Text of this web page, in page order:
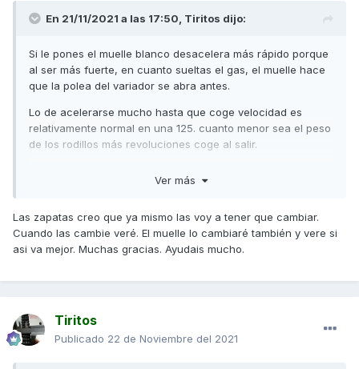
En 21/11/2021 a las 17:50, Tiritos dijo:
Si le pones el muelle blanco desacelera más rápido porque
al ser más fuerte, en cuanto sueltas el gas, el muelle hace
que la polea del variador se abra antes.
Lo de acelerarse mucho hasta que coge velocidad es
relativamente normal en una 125. cuanto menor sea el peso
de los rodillos más revoluciones coge al salir.
que patine al salir y también patine antes de desembragar.
Un saludo
Ver más
Las zapatas creo que ya mismo las voy a tener que cambiar.
Cuando las cambie veré. El muelle lo cambiaré también y vere si
asi va mejor. Muchas gracias. Ayudais mucho.
Tiritos
Publicado 22 de Noviembre del 2021